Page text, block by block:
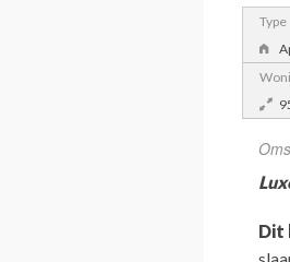
Type
Dit